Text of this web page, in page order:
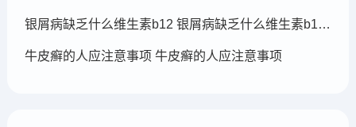
银屑病缺乏什么维生素b12 银屑病缺乏什么维生素b12可以补充
牛皮癣的人应注意事项 牛皮癣的人应注意事项